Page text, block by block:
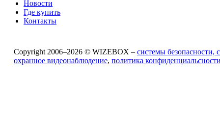
Новости
Где купить
Контакты
Copyright 2006–2026 © WIZEBOX – системы безопасности,
охранное видеонаблюдение, политика